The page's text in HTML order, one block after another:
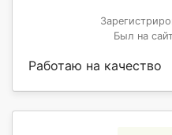
Был на
Работаю на качество